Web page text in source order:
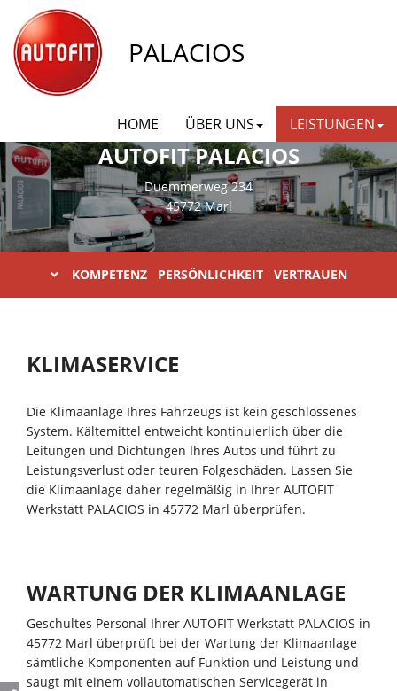
PALACIOS
HOME ÜBER UNS LEISTUNGEN
AUTOFIT PALACIOS
Duemmerweg 234
45772 Marl
KOMPETENZ PERSÖNLICHKEIT VERTRAUEN
KLIMASERVICE
Die Klimaanlage Ihres Fahrzeugs ist kein geschlossenes
System. Kältemittel entweicht kontinuierlich über die
Leitungen und Dichtungen Ihres Autos und führt zu
Leistungsverlust oder teuren Folgeschäden. Lassen Sie
die Klimaanlage daher regelmäßig in Ihrer AUTOFIT
Werkstatt PALACIOS in 45772 Marl überprüfen.
WARTUNG DER KLIMAANLAGE
Geschultes Personal Ihrer AUTOFIT Werkstatt PALACIOS in
45772 Marl überprüft bei der Wartung der Klimaanlage
sämtliche Komponenten auf Funktion und Leistung und
saugt mit einem vollautomatischen Servicegerät in